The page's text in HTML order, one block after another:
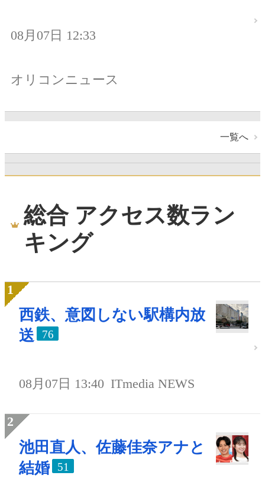
08月07日 12:33
オリコンニュース
一覧へ
総合 アクセス数ラン
キング
西鉄、意図しない駅構内放
送
76
08月07日 13:40 ITmedia NEWS
池田直人、佐藤佳奈アナと
結婚
51